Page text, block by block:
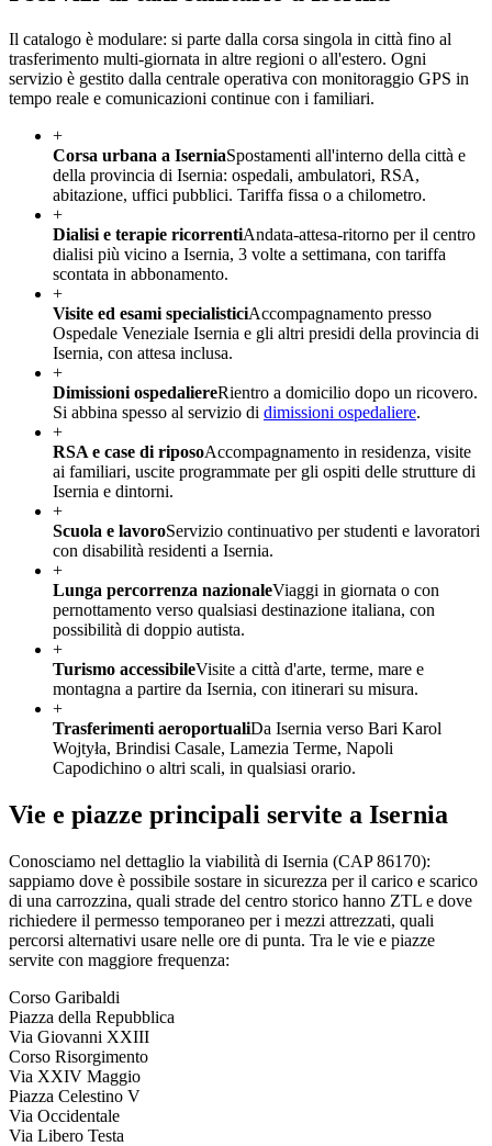
Il catalogo è modulare: si parte dalla corsa singola in città fino al
trasferimento multi-giornata in altre regioni o all'estero. Ogni
servizio è gestito dalla centrale operativa con monitoraggio GPS in
tempo reale e comunicazioni continue con i familiari.
+
Corsa urbana a IserniaSpostamenti all'interno della città e
della provincia di Isernia: ospedali, ambulatori, RSA,
abitazione, uffici pubblici. Tariffa fissa o a chilometro.
+
Dialisi e terapie ricorrentiAndata-attesa-ritorno per il centro
dialisi più vicino a Isernia, 3 volte a settimana, con tariffa
scontata in abbonamento.
+
Visite ed esami specialisticiAccompagnamento presso
Ospedale Veneziale Isernia e gli altri presidi della provincia di
Isernia, con attesa inclusa.
+
Dimissioni ospedaliereRientro a domicilio dopo un ricovero.
Si abbina spesso al servizio di dimissioni ospedaliere.
+
RSA e case di riposoAccompagnamento in residenza, visite
ai familiari, uscite programmate per gli ospiti delle strutture di
Isernia e dintorni.
+
Scuola e lavoroServizio continuativo per studenti e lavoratori
con disabilità residenti a Isernia.
+
Lunga percorrenza nazionaleViaggi in giornata o con
pernottamento verso qualsiasi destinazione italiana, con
possibilità di doppio autista.
+
Turismo accessibileVisite a città d'arte, terme, mare e
montagna a partire da Isernia, con itinerari su misura.
+
Trasferimenti aeroportualiDa Isernia verso Bari Karol
Wojtyła, Brindisi Casale, Lamezia Terme, Napoli
Capodichino o altri scali, in qualsiasi orario.
Vie e piazze principali servite a Isernia
Conosciamo nel dettaglio la viabilità di Isernia (CAP86170):
sappiamo dove è possibile sostare in sicurezza per il carico e scarico
di una carrozzina, quali strade del centro storico hanno ZTL e dove
richiedere il permesso temporaneo per i mezzi attrezzati, quali
percorsi alternativi usare nelle ore di punta. Tra le vie e piazze
servite con maggiore frequenza:
Corso Garibaldi
Piazza della Repubblica
Via Giovanni XXIII
Corso Risorgimento
Via XXIV Maggio
Piazza Celestino V
Via Occidentale
Via Libero Testa